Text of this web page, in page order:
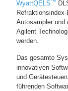
WyattQELS
Autosampler und
Agilent
werden.
Das gesamte
innovativen
und
führenden